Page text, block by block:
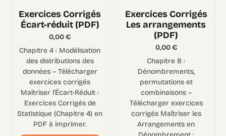
Exercices Corrigés
Écart-réduit (PDF)
0,00€
Chapitre 4 : Modélisation
des distributions des
données – Télécharger
exercices corrigés
Maîtriser l’Écart-Réduit :
Exercices Corrigés de
Statistique (Chapitre 4) en
PDF à imprimer.
Exercices Corrigés
Les arrangements
(PDF)
0,00€
Chapitre 8 :
Dénombrements,
permutations et
combinaisons –
Télécharger exercices
corrigés Maîtriser les
Arrangements en